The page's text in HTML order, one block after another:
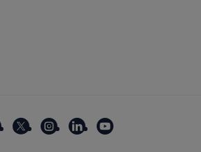
facebook
x instagram
linkedinyoutube